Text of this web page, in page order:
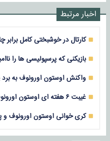
اخبار مرتبط
کارتال در خوشبختی کامل برابر
بازیکنی که پرسپولیسی ها را
واکنش اوستون اورونوف به
غیبت ۶ هفته ای اوستون اورونوف از میادین !
کری خوانی اوستون اورونوف